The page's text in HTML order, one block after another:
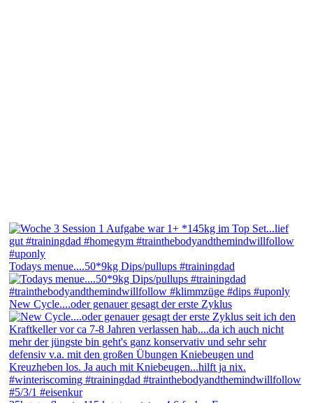
Todays menue....50*9kg Dips/pullups #trainingdad
New Cycle....oder genauer gesagt der erste Zyklus